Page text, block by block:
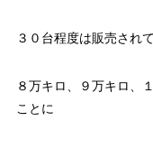
３０台程度は販売され
８万キロ、９万キロ、
ことに